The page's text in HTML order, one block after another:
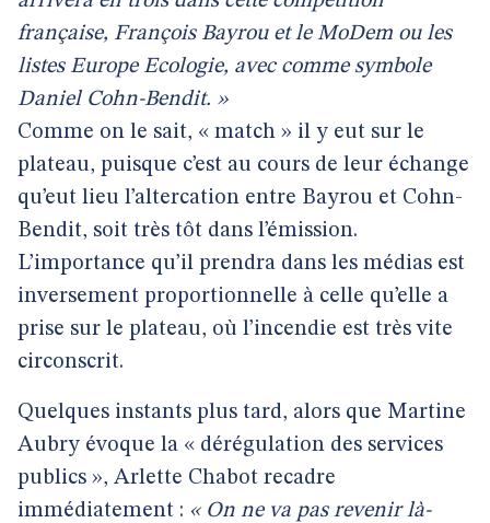
française, François Bayrou et le MoDem ou les
listes Europe Ecologie, avec comme symbole
Daniel Cohn-Bendit. »
Comme on le sait, « match » il y eut sur le
plateau, puisque c’est au cours de leur échange
qu’eut lieu l’altercation entre Bayrou et Cohn-
Bendit, soit très tôt dans l’émission.
L’importance qu’il prendra dans les médias est
inversement proportionnelle à celle qu’elle a
prise sur le plateau, où l’incendie est très vite
circonscrit.
Quelques instants plus tard, alors que Martine
Aubry évoque la « dérégulation des services
publics », Arlette Chabot recadre
immédiatement : « On ne va pas revenir là-